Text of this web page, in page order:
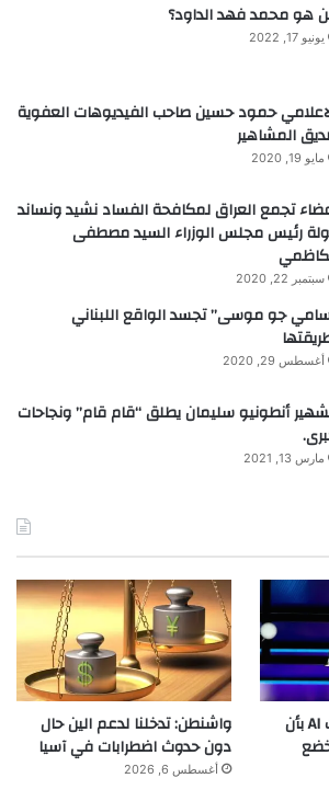
هو محمد فهد الداود؟
يونيو 17, 2022
حمود حسين صاحب الفيديوهات العفوية
المشاهير
مايو 19, 2020
تجمع العراق لمكافحة الفساد نشيد ونساند
رئيس مجلس الوزراء السيد مصطفى
سبتمبر 22, 2020
جو موسى” تجسد الواقع اللبناني
أغسطس 29, 2020
أنطونيو سليمان يطلق “قام قام” ونجاحات
مارس 13, 2021
إدارة ترامب تبلغ شركات AI بأن
واشنطن: تدخلنا لدعم الين حال
دون حدوث اضطرابات في آسيا
أغسطس 6, 2026